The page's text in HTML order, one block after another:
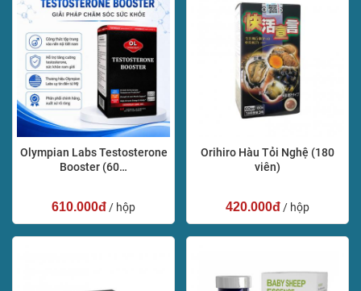
Olympian Labs Testosterone
Booster (60…
610.000đ / hộp
Orihiro Hàu Tỏi Nghệ (180
viên)
420.000đ / hộp